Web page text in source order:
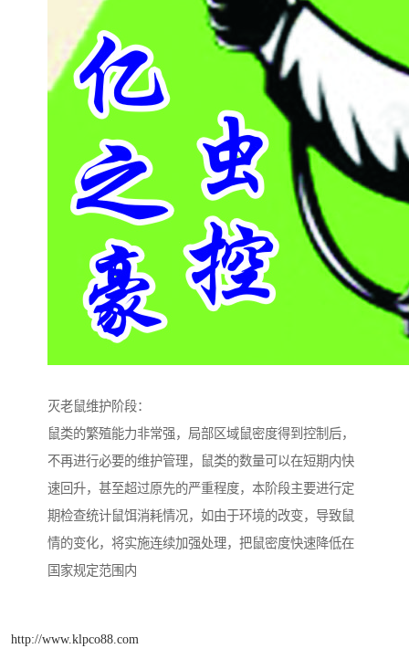
灭老鼠维护阶段：
鼠类的繁殖能力非常强，局部区域鼠密度得到控制后，
不再进行必要的维护管理，鼠类的数量可以在短期内快
速回升，甚至超过原先的严重程度，本阶段主要进行定
期检查统计鼠饵消耗情况，如由于环境的改变，导致鼠
情的变化，将实施连续加强处理，把鼠密度快速降低在
国家规定范围内
http://www.klpco88.com